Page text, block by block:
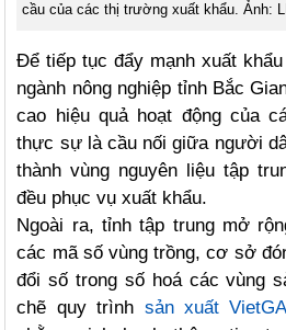
cầu của các thị trường xuất khẩu. Ảnh:
Để tiếp tục đẩy mạnh xuất
ngành nông nghiệp tỉnh Bắc
cao hiệu quả hoạt động của
thực sự là cầu nối giữa người
thành vùng nguyên liệu tập
đều phục vụ xuất khẩu.
Ngoài ra, tỉnh tập trung mở
các mã số vùng trồng, cơ sở
đổi số trong số hoá các vùng
chẽ quy trình sản xuất